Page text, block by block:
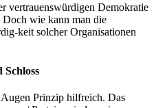
vertrauenswürdigen Demokratie
wie kann man die
keit solcher Organisationen
Schloss
Prinzip hilfreich. Das